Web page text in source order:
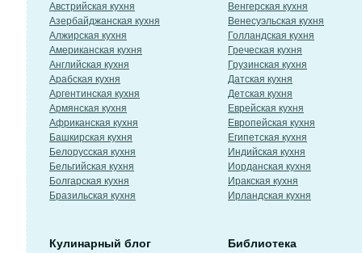
Австрийская кухня
Азербайджанская кухня
Алжирская кухня
Американская кухня
Английская кухня
Арабская кухня
Аргентинская кухня
Армянская кухня
Африканская кухня
Башкирская кухня
Белорусская кухня
Бельгийская кухня
Болгарская кухня
Бразильская кухня
Венгерская кухня
Венесуэльская кухня
Голландская кухня
Греческая кухня
Грузинская кухня
Датская кухня
Детская кухня
Еврейская кухня
Европейская кухня
Египетская кухня
Индийская кухня
Иорданская кухня
Иракская кухня
Ирландская кухня
Кулинарный блог Библиотека